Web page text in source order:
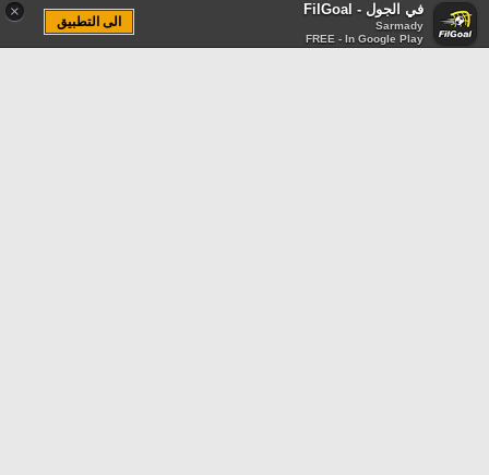
× في الجول - FilGoal
Sarmady
FREE - In Google Play
الى التطبيق